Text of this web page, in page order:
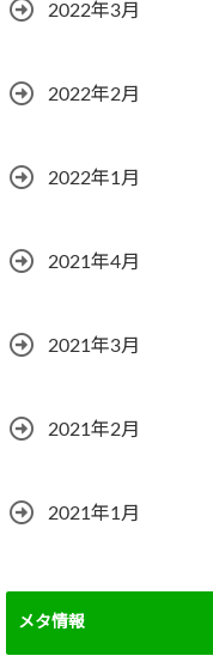
2022年3月
2022年2月
2022年1月
2021年4月
2021年3月
2021年2月
2021年1月
メタ情報